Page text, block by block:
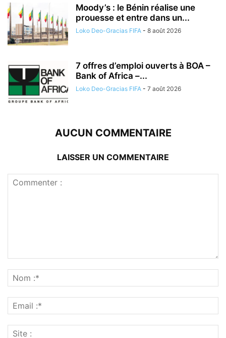
Moody’s : le Bénin réalise une
prouesse et entre dans un...
Loko Deo-Gracias FIFA - 8 août 2026
7 offres d’emploi ouverts à BOA –
Bank of Africa –...
Loko Deo-Gracias FIFA - 7 août 2026
AUCUN COMMENTAIRE
LAISSER UN COMMENTAIRE